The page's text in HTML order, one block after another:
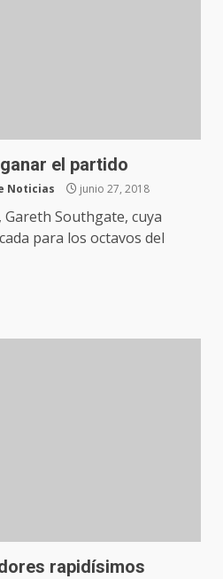
el partido
Noticias junio 27, 2018
Gareth Southgate, cuya
para los octavos del
rapidísimos